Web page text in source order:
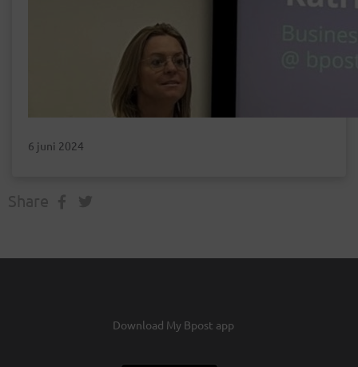
6 juni 2024
Download My Bpost app